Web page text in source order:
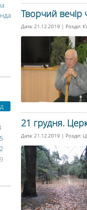
Творчий вечір
Дата: 21.12.2019 | Розділ:
21 грудня.
Дата: 21.12.2019 | Розділ: